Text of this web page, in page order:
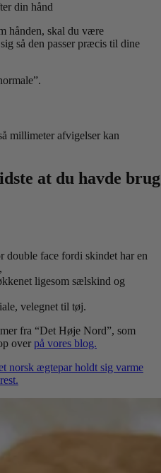
din hånd
hånden, skal du være
så den passer præcis til dine
millimeter afvigelser kan
at du havde brug
double face fordi skindet har en
ligesom sælskind og
velegnet til tøj.
fra “Det Høje Nord”, som
over på vores blog.
norsk ægtepar holdt sig varme